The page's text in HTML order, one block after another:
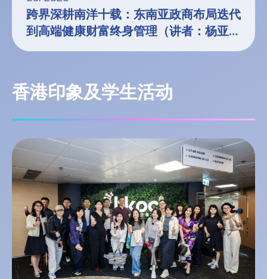
跨界深耕南洋十载：东南亚政商布局迭代
到高端健康财富终身管理（讲者：杨亚南
女士）
香港印象及学生活动